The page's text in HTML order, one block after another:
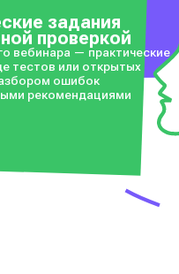
задания
проверкой
вебинара — практические
тестов или открытых
ошибок
рекомендациями